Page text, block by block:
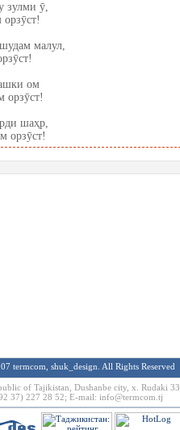
зулми ӯ,
малул,
ом
орзӯст!
шаҳр,
орзӯст!
termcom, shuk_design. All Rights Reserved
of Tajikistan, Dushanbe city, х. Rudaki 33
37) 227 28 52; E-mail: info@termcom.tj